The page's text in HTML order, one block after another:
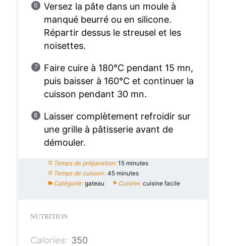
Versez la pâte dans un moule à
manqué beurré ou en silicone.
Répartir dessus le streusel et les
noisettes.
Faire cuire à 180°C pendant 15 mn,
puis baisser à 160°C et continuer la
cuisson pendant 30 mn.
Laisser complètement refroidir sur
une grille à pâtisserie avant de
démouler.
Temps de préparation: 15 minutes
Temps de cuisson: 45 minutes
Catégorie: gateau Cuisine: cuisine facile
NUTRITION
Calories: 350